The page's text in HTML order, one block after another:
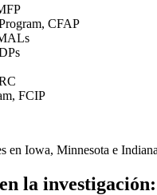
CFAP
FCIP
en Iowa, Minnesota e
la investigación: